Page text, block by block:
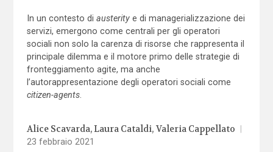
In un contesto di austeritye di managerializzazione dei
servizi, emergono come centrali per gli operatori
sociali non solo la carenza di risorse che rappresenta il
principale dilemma e il motore primo delle strategie di
fronteggiamento agite, ma anche
l’autorappresentazione degli operatori sociali come
citizen-agents.
Alice Scavarda Laura Cataldi Valeria Cappellato
23 febbraio 2021